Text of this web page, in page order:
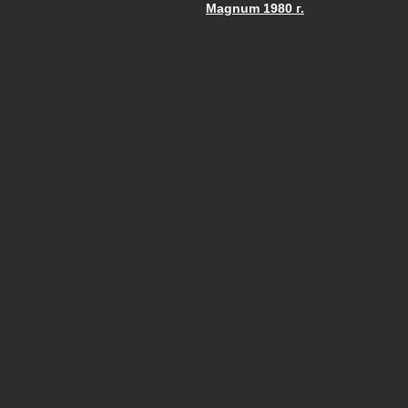
Magnum 1980 г.